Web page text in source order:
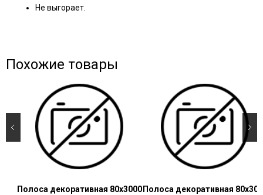
Не выгорает.
Похожие товары
Полоса декоративная 80х3000 Полоса декоративная